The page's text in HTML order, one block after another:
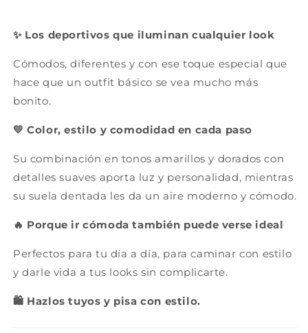
✨ Los deportivos que iluminan cualquier look
Cómodos, diferentes y con ese toque especial que
hace que un outfit básico se vea mucho más
bonito.
💛 Color, estilo y comodidad en cada paso
Su combinación en tonos amarillos y dorados con
detalles suaves aporta luz y personalidad, mientras
su suela dentada les da un aire moderno y cómodo.
🔥 Porque ir cómoda también puede verse ideal
Perfectos para tu día a día, para caminar con estilo
y darle vida a tus looks sin complicarte.
🛍️ Hazlos tuyos y pisa con estilo.